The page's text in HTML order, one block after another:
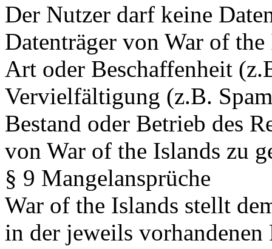
Der Nutzer darf keine
Datenträger von War of
Art oder Beschaffenheit
Vervielfältigung (z.B.
Bestand oder Betrieb des
von War of the Islands zu
§ 9 Mangelansprüche
War of the Islands stellt
in der jeweils